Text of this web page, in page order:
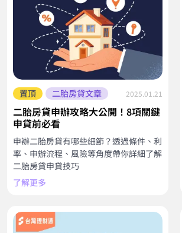
置頂 二胎房貸文章 2025.01.21
二胎房貸申辦攻略大公開！8項關鍵
申貸前必看
申辦二胎房貸有哪些細節？透過條件、利
率、申辦流程、風險等角度帶你詳細了解
二胎房貸申貸技巧
了解更多